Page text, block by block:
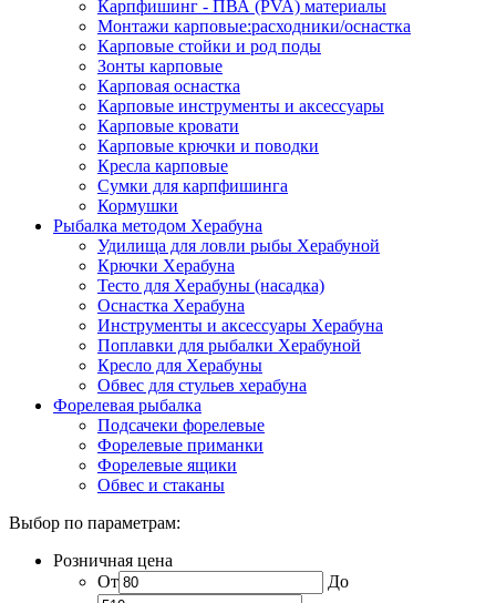
Карпфишинг - ПВА (PVA) материалы
Монтажи карповые:расходники/оснастка
Карповые стойки и род поды
Зонты карповые
Карповая оснастка
Карповые инструменты и аксессуары
Карповые кровати
Карповые крючки и поводки
Кресла карповые
Сумки для карпфишинга
Кормушки
Рыбалка методом Херабуна
Удилища для ловли рыбы Херабуной
Крючки Херабуна
Тесто для Херабуны (насадка)
Оснастка Херабуна
Инструменты и аксессуары Херабуна
Поплавки для рыбалки Херабуной
Кресло для Херабуны
Обвес для стульев херабуна
Форелевая рыбалка
Подсачеки форелевые
Форелевые приманки
Форелевые ящики
Обвес и стаканы
Выбор по параметрам:
Розничная цена
От
До